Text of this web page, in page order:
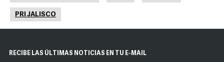
PRI JALISCO
RECIBE LAS ÚLTIMAS NOTICIAS EN TU E-MAIL